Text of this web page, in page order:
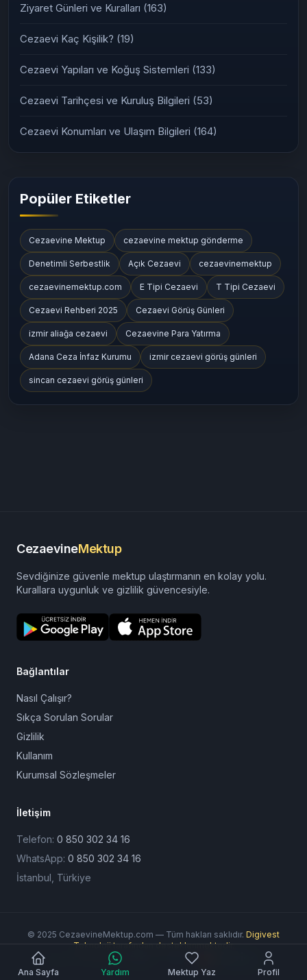
Ana Sayfa Yardım Mektup Yaz Profil
Ziyaret Günleri ve Kuralları (163)
Cezaevi Kaç Kişilik? (19)
Cezaevi Yapıları ve Koğuş Sistemleri (133)
Cezaevi Tarihçesi ve Kuruluş Bilgileri (53)
Cezaevi Konumları ve Ulaşım Bilgileri (164)
Popüler Etiketler
Cezaevine Mektup cezaevine mektup gönderme
Denetimli Serbestlik Açık Cezaevi cezaevinemektup
cezaevinemektup.com E Tipi Cezaevi T Tipi Cezaevi
Cezaevi Rehberi 2025 Cezaevi Görüş Günleri
izmir aliağa cezaevi Cezaevine Para Yatırma
Adana Ceza İnfaz Kurumu izmir cezaevi görüş günleri
sincan cezaevi görüş günleri
CezaevineMektup
Sevdiğinize güvenle mektup ulaştırmanın en kolay yolu.
Kurallara uygunluk ve gizlilik güvencesiyle.
Bağlantılar
Nasıl Çalışır?
Sıkça Sorulan Sorular
Gizlilik
Kullanım
Kurumsal Sözleşmeler
İletişim
Telefon: 0 850 302 34 16
WhatsApp: 0 850 302 34 16
İstanbul, Türkiye
© 2025 CezaevineMektup.com — Tüm hakları saklıdır. Digivest
Teknoloji tarafından desteklenmektedir.
Ödeme Yöntemleri: